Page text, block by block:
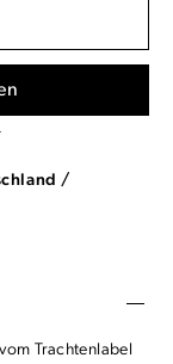
/
Trachtenlabel